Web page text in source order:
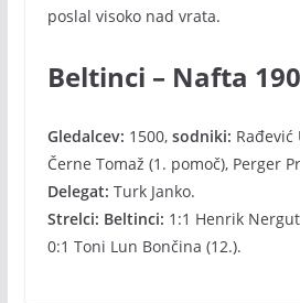
poslal visoko nad vrata.
Beltinci – Nafta
Gledalcev: 1500, sodniki: Rađević
Černe Tomaž (1. pomoč), Perger
Delegat: Turk Janko.
Strelci: Beltinci: 1:1 Henrik
0:1 Toni Lun Bončina (12.).